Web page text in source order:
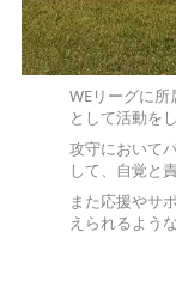
WEリーグに
として活動を
攻守において
して、自覚と
また応援やサ
えられるよう